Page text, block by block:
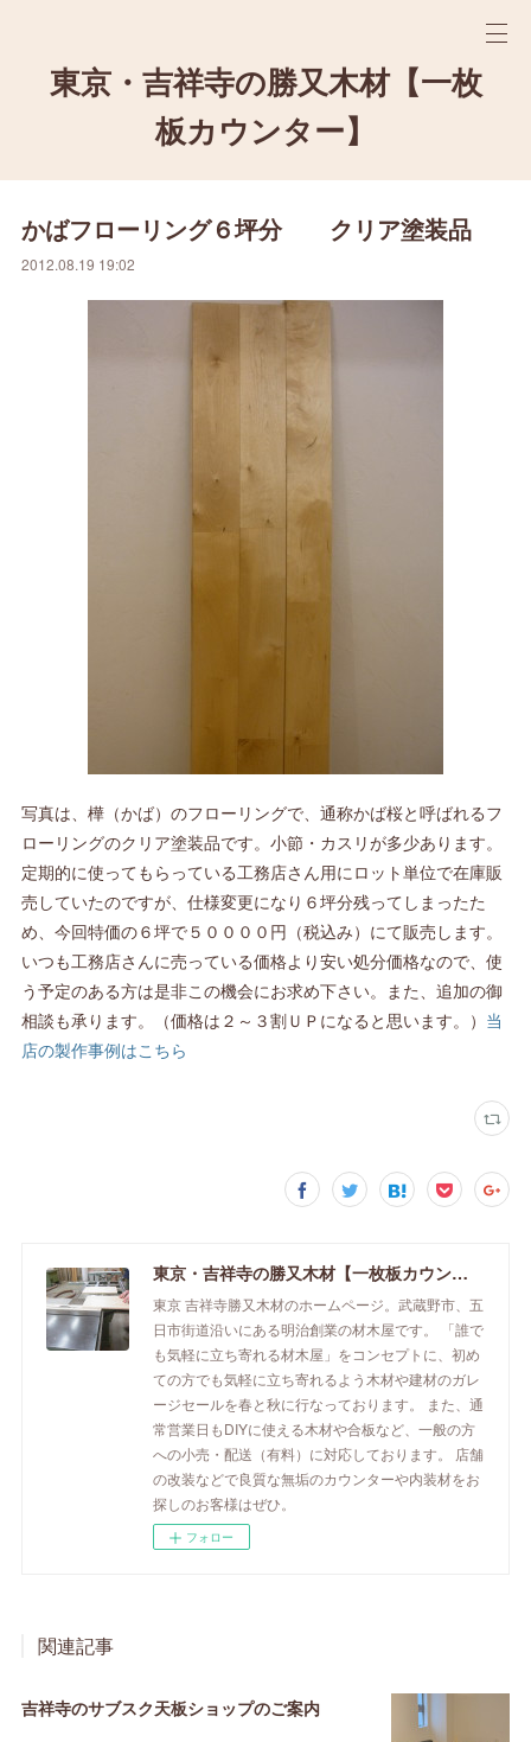
東京・吉祥寺の勝又木材【一枚
板カウンター】
かばフローリング６坪分 クリア塗装品
2012.08.19 19:02
写真は、樺（かば）のフローリングで、通称かば桜と呼ばれるフ
ローリングのクリア塗装品です。小節・カスリが多少あります。
定期的に使ってもらっている工務店さん用にロット単位で在庫販
売していたのですが、仕様変更になり６坪分残ってしまったた
め、今回特価の６坪で５００００円（税込み）にて販売します。
いつも工務店さんに売っている価格より安い処分価格なので、使
う予定のある方は是非この機会にお求め下さい。また、追加の御
相談も承ります。（価格は２～３割ＵＰになると思います。） 当
店の製作事例はこちら
東京・吉祥寺の勝又木材【一枚板カウンター】
東京 吉祥寺勝又木材のホームページ。武蔵野市、五
日市街道沿いにある明治創業の材木屋です。 「誰で
も気軽に立ち寄れる材木屋」をコンセプトに、初め
ての方でも気軽に立ち寄れるよう木材や建材のガレ
ージセールを春と秋に行なっております。 また、通
常営業日もDIYに使える木材や合板など、一般の方
への小売・配送（有料）に対応しております。 店舗
の改装などで良質な無垢のカウンターや内装材をお
探しのお客様はぜひ。
フォロー
関連記事
吉祥寺のサブスク天板ショップのご案内